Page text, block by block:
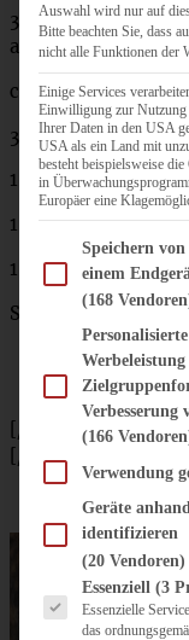
300 g Brötchen
auch)
ca. 1/4 l Milch
3 Eier
1 – 2 EL gehackte
1 Zwiebel
1 EL Butter
Salz, Pfeffer,
[/tab]
[/tabs]
Auswahl wird nur auf
Bitte beachten Sie, dass
nicht alle Funktionen der
Einige Services
Einwilligung zur Nutzung
Ihrer Daten in den USA
USA als ein Land mit
besteht beispielsweise
in
Europäer eine
Im Folgenden finden
Speichern
einem
(168
Verbesserung
(166
Verwendung
Geräte
identifizieren
(20 Vendoren)
Es folgt eine Liste der
Essenziell (3
Essenzielle
das